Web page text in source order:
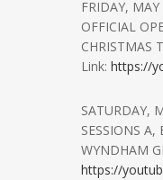
FRIDAY,
OFFICIAL
CHRISTMAS
Link: https://
SATURDAY,
SESSIONS
WYNDHAM
https://